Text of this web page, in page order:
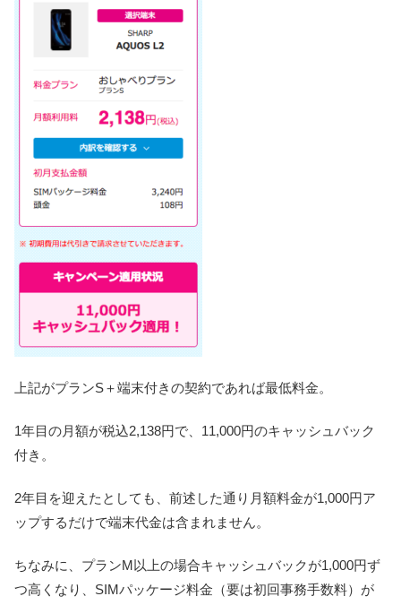
上記がプランS＋端末付きの契約であれば最低料金。
1年目の月額が税込2,138円で、11,000円のキャッシュバック
付き。
2年目を迎えたとしても、前述した通り月額料金が1,000円ア
ップするだけで端末代金は含まれません。
ちなみに、プランM以上の場合キャッシュバックが1,000円ず
つ高くなり、SIMパッケージ料金（要は初回事務手数料）が